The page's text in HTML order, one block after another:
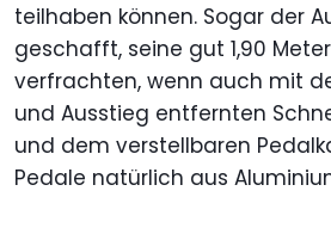
teilhaben können. Sogar der
geschafft, seine gut 1,90
verfrachten, wenn auch mit
und Ausstieg entfernten
und dem verstellbaren
Pedale natürlich aus